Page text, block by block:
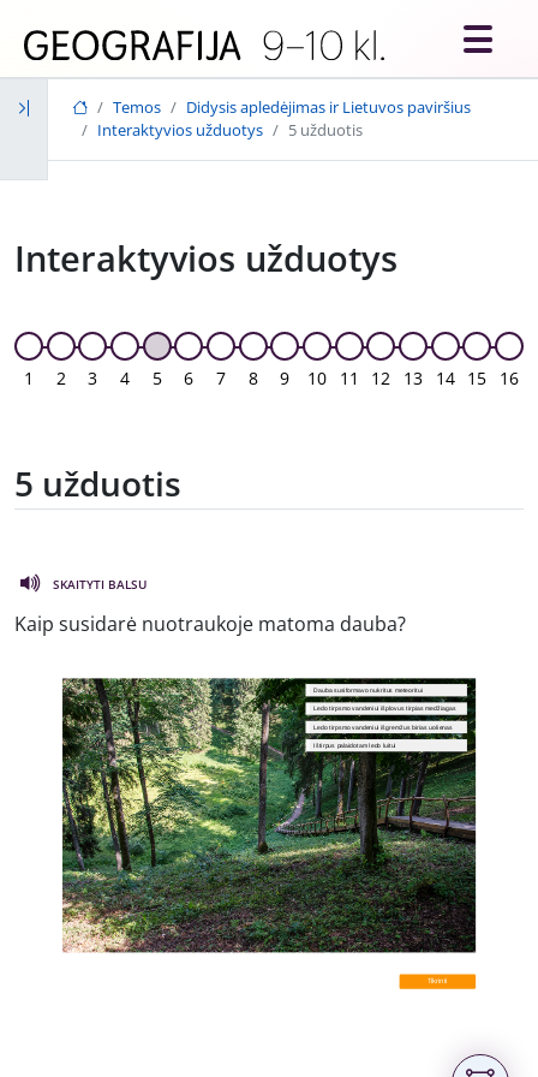
Temos
Didysis apledėjimas ir Lietuvos paviršius
Interaktyvios užduotys
5 užduotis
Interaktyvios užduotys
1 2 3 4 5 6 7 8 9 10 11 12 13 14 15 16
5 užduotis
SKAITYTI BALSU
Kaip susidarė nuotraukoje matoma dauba?